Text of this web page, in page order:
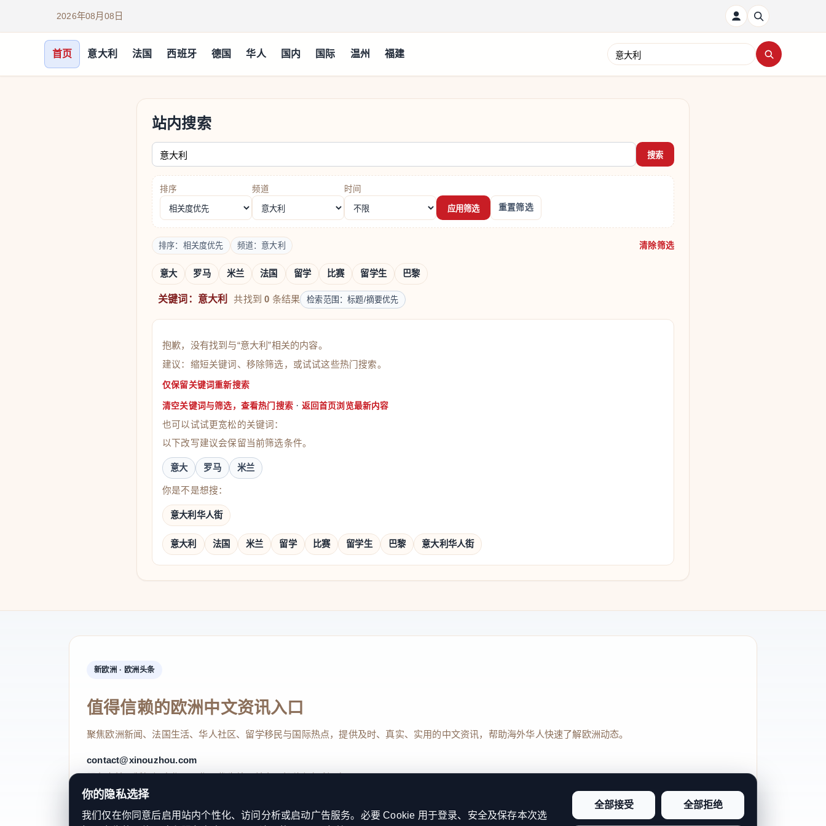
2026年08月08日
首页 意大利 法国 西班牙 德国 华人 国内 国际 温州 福建
搜索新闻
站内搜索
请输入关键词
搜索
排序 频道 时间
应用筛选 重置筛选
排序：相关度优先 频道：意大利 清除筛选
意大 罗马 米兰 法国 留学 比赛 留学生 巴黎
关键词：意大利 共找到0 条结果 检索范围：标题/摘要优先
抱歉，没有找到与“意大利”相关的内容。
建议：缩短关键词、移除筛选，或试试这些热门搜索。
仅保留关键词重新搜索
清空关键词与筛选，查看热门搜索 · 返回首页浏览最新内容
也可以试试更宽松的关键词：
以下改写建议会保留当前筛选条件。
意大 罗马 米兰
你是不是想搜：
意大利华人街
意大利 法国 米兰 留学 比赛 留学生 巴黎 意大利华人街
新欧洲 · 欧洲头条
值得信赖的欧洲中文资讯入口
聚焦欧洲新闻、法国生活、华人社区、留学移民与国际热点，提供及时、真实、实用的中文资讯，帮助海外华人快速了解欧洲动态。
contact@xinouzhou.com
服务支持、版权与合作：工作日优先处理站务、投稿与权利通知
你的隐私选择
我们仅在你同意后启用站内个性化、访问分析或启动广告服务。必要 Cookie 用于登录、安全及保存本次选
全部接受 全部拒绝